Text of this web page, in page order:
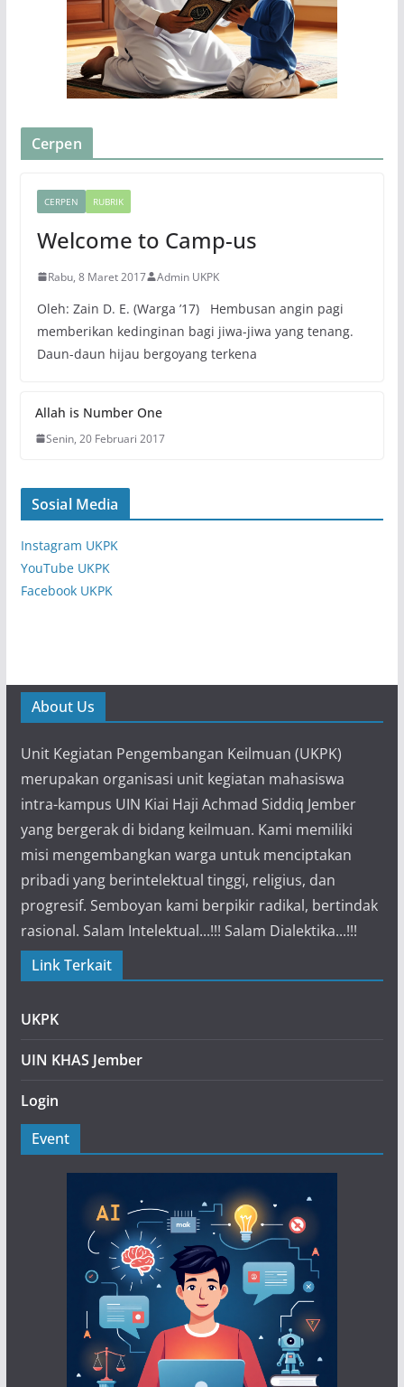
Cerpen
CERPEN RUBRIK
Welcome to Camp-us
Rabu, 8 Maret 2017 Admin UKPK
Oleh: Zain D. E. (Warga ’17) Hembusan angin pagi
memberikan kedinginan bagi jiwa-jiwa yang tenang.
Daun-daun hijau bergoyang terkena
Allah is Number One
Senin, 20 Februari 2017
Sosial Media
Instagram UKPK
YouTube UKPK
Facebook UKPK
About Us
Unit Kegiatan Pengembangan Keilmuan (UKPK)
merupakan organisasi unit kegiatan mahasiswa
intra-kampus UIN Kiai Haji Achmad Siddiq Jember
yang bergerak di bidang keilmuan. Kami memiliki
misi mengembangkan warga untuk menciptakan
pribadi yang berintelektual tinggi, religius, dan
progresif. Semboyan kami berpikir radikal, bertindak
rasional. Salam Intelektual...!!! Salam Dialektika...!!!
Link Terkait
UKPK
UIN KHAS Jember
Login
Event